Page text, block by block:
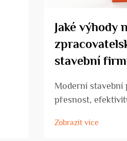
Jaké výhody
stavební
Moderní stavební
přesnost,
firmy čelí
Zobrazit více